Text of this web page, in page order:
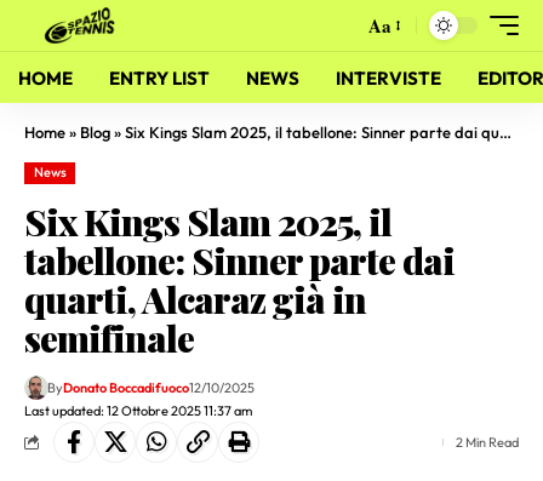
Aa
HOME ENTRY LIST NEWS INTERVISTE
Home» Blog»Six Kings Slam 2025, il tabellone: Sinner parte dai quarti, Alcaraz già in semifinale
News
Six Kings Slam 2025, il
tabellone: Sinner parte dai
quarti, Alcaraz già in
semifinale
Last updated: 12 Ottobre 2025 11:37 am
ByDonato Boccadifuoco12/10/2025
2 Min Read